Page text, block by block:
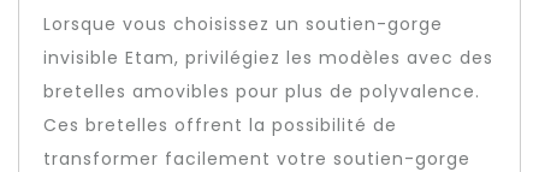
Lorsque vous choisissez un soutien-gorge
invisible Etam, privilégiez les modèles avec des
bretelles amovibles pour plus de polyvalence.
Ces bretelles offrent la possibilité de
transformer facilement votre soutien-gorge